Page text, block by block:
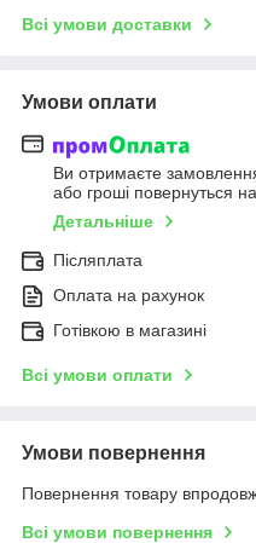
Всі умови доставки
Умови оплати
Ви отримаєте
або гроші повернуться
Детальніше
Післяплата
Оплата на рахунок
Готівкою в магазині
Всі умови оплати
Умови повернення
Повернення товару
Всі умови повернення